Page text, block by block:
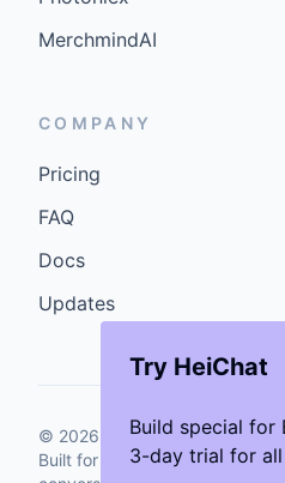
Try HeiChat
Build special for
3-day trial for
MerchmindAI
COMPANY
Pricing
FAQ
Docs
Updates
© 2026 GenCybers Inc. All
Built for storefronts that want